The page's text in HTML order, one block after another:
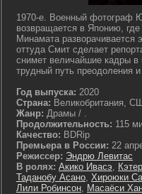
1970-е. Военный фотограф
возвращается в Японию,
Минамата разворачивается
оттуда Смит сделает
снимет величайшие кадры в
трудный путь преодоления
Год выпуска: 2020
Страна: Великобритания,
Жанр: Драмы / .
Продолжительность: 115
Качество: BDRip
Премьера в России: 22
Режиссер: Эндрю Левитас
В ролях: Акико Ивасэ,
Таданобу Асано, Хироюки
Лили Робинсон, Масаёси